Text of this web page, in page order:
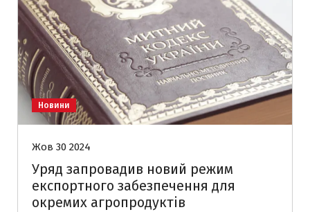
Новини
Жов 30 2024
Уряд запровадив новий режим
експортного забезпечення для
окремих агропродуктів